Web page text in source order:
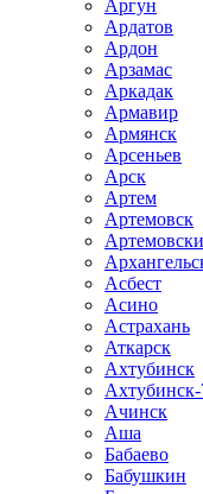
Аргун
Ардатов
Ардон
Арзамас
Аркадак
Армавир
Армянск
Арсеньев
Арск
Артем
Артемовск
Асбест
Асино
Астрахань
Аткарск
Ахтубинск
Ачинск
Аша
Бабаево
Бабушкин